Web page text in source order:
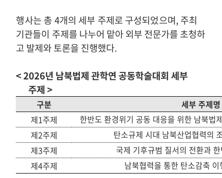
행사는 총 4개의 세부 주제로 구성되었으며, 주최
기관들이 주제를 나누어 맡아 외부 전문가를 초청하
고 발제와 토론을 진행했다.
< 2026년 남북법제 관학연 공동학술대회 세부
주제>
구분
세부 주제명
제1주제
한반도 환경위기 공동 대응을 위한 남북법
제2주제
탄소규제 시대 남북산업협력의
제3주제
국제 기후규범 질서의 전환과
제4주제 남북협력을 통한 탄소감축